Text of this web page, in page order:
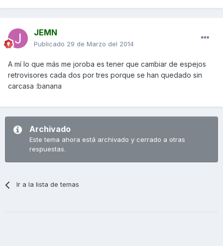
JEMN
Publicado 29 de Marzo del 2014
A mí lo que más me joroba es tener que cambiar de espejos
retrovisores cada dos por tres porque se han quedado sin
carcasa :banana
Archivado
Este tema ahora está archivado y cerrado a otras
respuestas.
Ir a la lista de temas